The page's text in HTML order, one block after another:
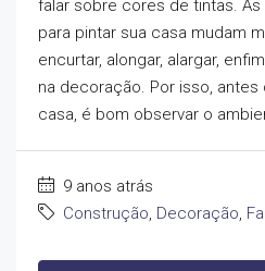
falar sobre cores de tintas.
para pintar sua casa mudam
encurtar, alongar, alargar,
na decoração. Por isso, antes
casa, é bom observar o
9 anos atrás
Construção Decoração